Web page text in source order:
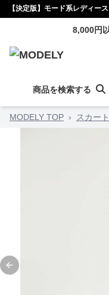
【決定版】モード系レディー
8,000円
商品を検索する
MODELY TOP › スカー
Previous slide